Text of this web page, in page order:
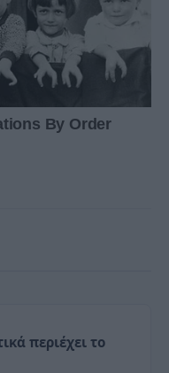
περιέχει το